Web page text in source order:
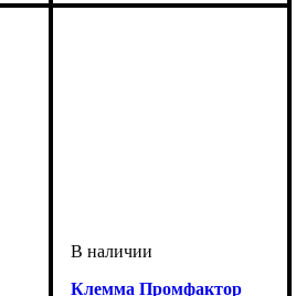
Клемма Промфактор